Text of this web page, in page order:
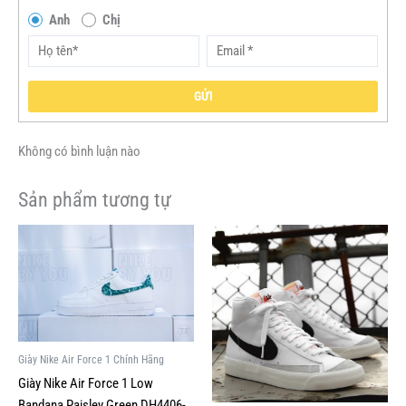
Anh Chị
GỬI
Không có bình luận nào
Sản phẩm tương tự
Giày Nike Air Force 1 Chính Hãng
Giày Nike Air Force 1 Low
gốc
3,900,000VND.
1,500,000VND.
phẩm
nhiều
biến
thể.
Các
Giá
gốc
là:
2,929,000VND.
Giá
hiện
tại
là:
Sản
phẩm
này
có
nhiều
biến
thể.
Các